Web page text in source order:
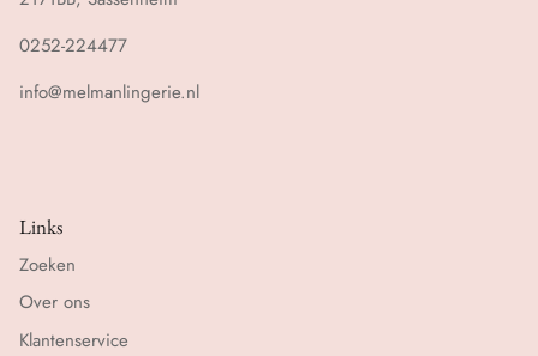
0252-224477
info@melmanlingerie.nl
Links
Zoeken
Over ons
Klantenservice